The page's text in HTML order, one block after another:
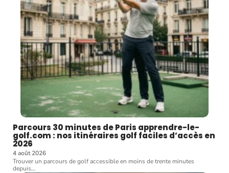
Parcours 30 minutes de Paris apprendre-le-
golf.com : nos itinéraires golf faciles d’accès en
2026
4 août 2026
Trouver un parcours de golf accessible en moins de trente minutes
depuis…